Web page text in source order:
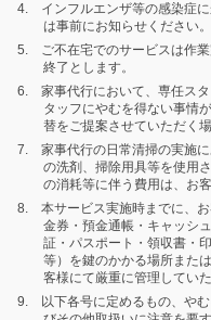
4. インフルエンザ等の感染症に
は事前にお知らせください。
5. ご不在宅でのサービスは作業
終了とします。
6. 家事代行において、専任スタ
タッフにやむを得ない事情
替をご提案させていただく
7. 家事代行の日常清掃の実施
の洗剤、掃除用具等を使用
の消耗等に伴う費用は、お
8. 本サービス実施時までに、
金券・預金通帳・キャッシ
証・パスポート・領収書・
等）を鍵のかかる場所また
客様にて厳重に管理していた
9. 以下各号に定めるもの、やむ